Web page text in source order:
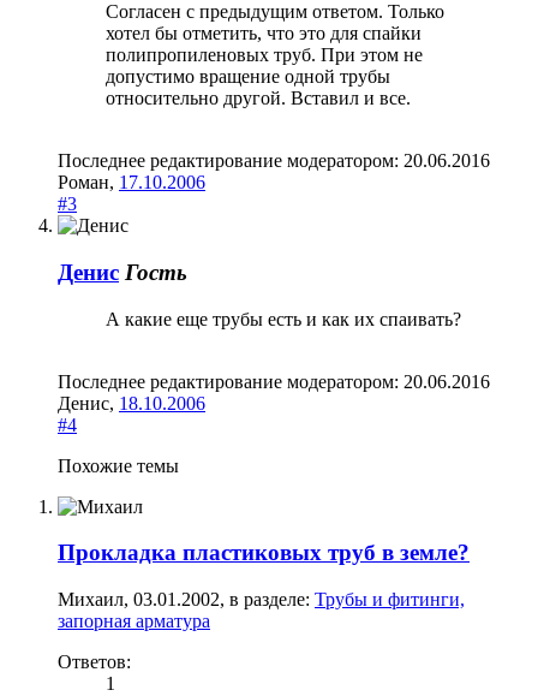
Согласен с предыдущим ответом. Только
хотел бы отметить, что это для спайки
полипропиленовых труб. При этом не
допустимо вращение одной трубы
относительно другой. Вставил и все.
Последнее редактирование модератором: 20.06.2016
Роман, 17.10.2006
#3
Денис Гость
А какие еще трубы есть и как их спаивать?
Последнее редактирование модератором: 20.06.2016
Денис, 18.10.2006
#4
Похожие темы
Прокладка пластиковых труб в земле?
Михаил, 03.01.2002, в разделе: Трубы и фитинги,
запорная арматура
Ответов:
1